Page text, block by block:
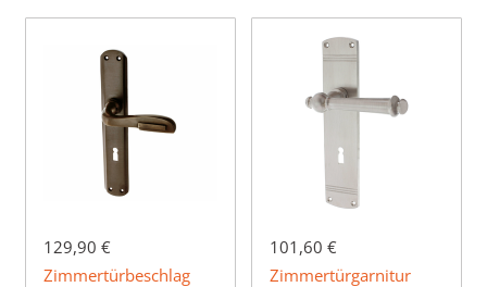
129,90 €
Zimmertürbeschlag
101,60 €
Zimmertürgarnitur